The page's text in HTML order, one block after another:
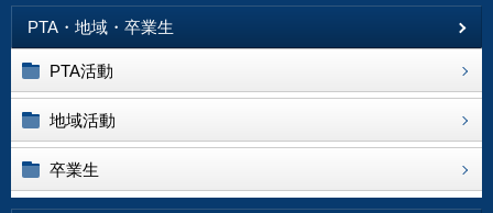
PTA・地域・卒業生
PTA活動
地域活動
卒業生